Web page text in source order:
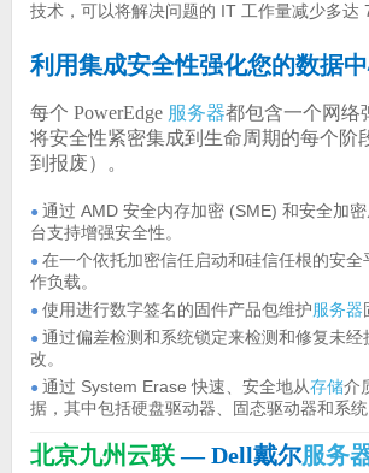
技术，可以将解决问题的 IT 工作量减少多达
利用集成安全性强化您的数据
每个 PowerEdge 服务器都包含一个网络
将安全性紧密集成到生命周期的每个阶
到报废）。
● 通过 AMD 安全内存加密 (SME) 和安全加
台支持增强安全性。
● 在一个依托加密信任启动和硅信任根的安全
作负载。
● 使用进行数字签名的固件产品包维护服务器
● 通过偏差检测和系统锁定来检测和修复未经
改。
● 通过 System Erase 快速、安全地从存储介
据，其中包括硬盘驱动器、固态驱动器和系统
北京九州云联— Dell戴尔服务